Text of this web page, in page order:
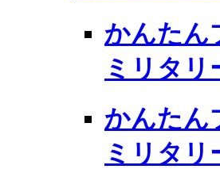
かんたん
ミリタ
かんたん
ミリタ